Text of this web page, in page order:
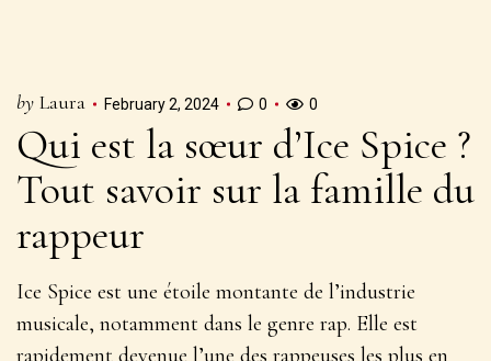
by Laura February 2, 2024 0 0
Qui est la sœur d’Ice Spice ?
Tout savoir sur la famille du
rappeur
Ice Spice est une étoile montante de l’industrie
musicale, notamment dans le genre rap. Elle est
rapidement devenue l’une des rappeuses les plus en